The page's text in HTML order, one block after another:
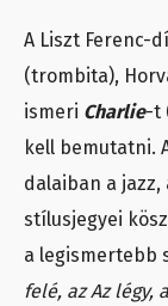
A Liszt Ferenc-
(trombita),
ismeri Charlie-t
kell bemutatni.
dalaiban a jazz,
stílusjegyei
a legismertebb
felé, az Az légy,